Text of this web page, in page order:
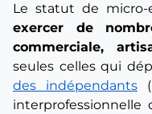
Le statut de
exercer de
commerciale,
seules celles qui
des indépendants
interprofessionnelle